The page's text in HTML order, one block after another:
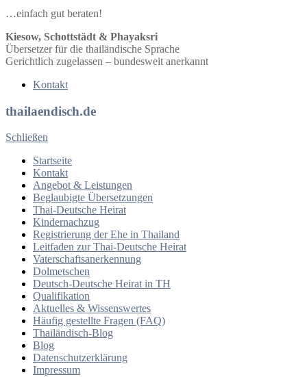
…einfach gut beraten!
Kiesow, Schottstädt & Phayaksri
Übersetzer für die thailändische Sprache
Gerichtlich zugelassen – bundesweit anerkannt
Kontakt
thailaendisch.de
Schließen
Startseite
Kontakt
Angebot & Leistungen
Beglaubigte Übersetzungen
Thai-Deutsche Heirat
Kindernachzug
Registrierung der Ehe in Thailand
Leitfaden zur Thai-Deutsche Heirat
Vaterschaftsanerkennung
Dolmetschen
Deutsch-Deutsche Heirat in TH
Qualifikation
Aktuelles & Wissenswertes
Häufig gestellte Fragen (FAQ)
Thailändisch-Blog
Blog
Datenschutzerklärung
Impressum